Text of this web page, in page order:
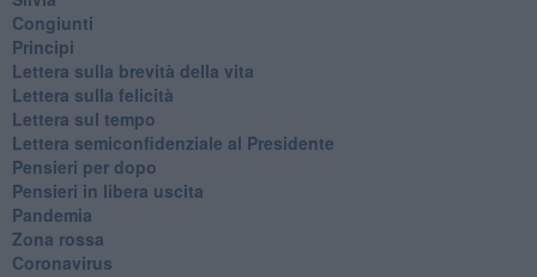
Congiunti
Principi
​Lettera sulla brevità della vita
​Lettera sulla felicità
​Lettera sul tempo
Lettera semiconfidenziale al Presidente
Pensieri per dopo
​Pensieri in libera uscita
Pandemia
Zona rossa
Coronavirus